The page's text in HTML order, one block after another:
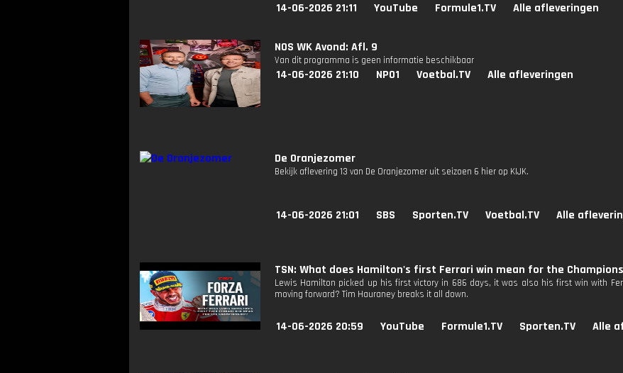
14-06-2026 21:11 YouTube Formule1.TV Alle afleveringen
NOS WK Avond: Afl. 9
Van dit programma is geen informatie beschikbaar
14-06-2026 21:10 NPO1 Voetbal.TV Alle afleveringen
De Oranjezomer
Bekijk aflevering 13 van De Oranjezomer uit seizoen 6 hier op KIJK.
14-06-2026 21:01 SBS Sporten.TV Voetbal.TV Alle
TSN: What does Hamilton's first Ferrari win mean for the
Lewis Hamilton picked up his first victory in 686 days, it was also his first win with
moving forward? Tim Hauraney breaks it all down.
14-06-2026 20:59 YouTube Formule1.TV Sporten.TV Alle